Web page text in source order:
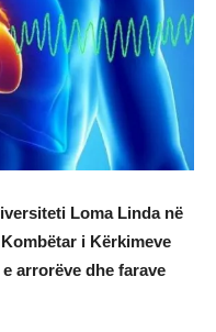
Loma Linda në
i Kërkimeve
arrorëve dhe farave